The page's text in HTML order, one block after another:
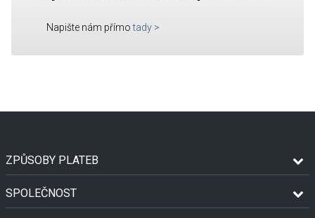
Napište nám přímo tady >
ZPŮSOBY PLATEB
SPOLEČNOST